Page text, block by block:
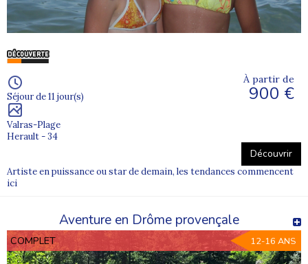
Séjour de 11 jour(s)
Valras-Plage
Herault - 34
À partir de
900 €
Découvrir
Artiste en puissance ou star de demain, les tendances commencent
ici
Aventure en Drôme provençale
COMPLET 12-16 ANS